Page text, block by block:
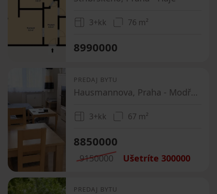
3+kk 76 m²
8990000
PREDAJ BYTU
Hausmannova, Praha - Modřany
3+kk 67 m²
8850000
9150000 Ušetríte 300000
PREDAJ BYTU